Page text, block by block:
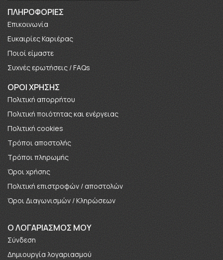
ΠΛΗΡΟΦΟΡΊΕΣ
Επικοινωνία
Ευκαιρίες Καριέρας
Πoιοί είμαστε
Συχνές ερωτήσεις / FAQs
ΟΡΟΙ ΧΡΗΣΗΣ
Πολιτική απορρήτου
Πολιτική ποιότητας και ενέργειας
Πολιτική cookies
Τρόποι αποστολής
Τρόποι πληρωμής
Όροι χρήσης
Πολιτική επιστροφών / αποστολών
Όροι Διαγωνισμών / Κληρώσεων
O ΛΟΓΑΡΙΑΣΜΟΣ ΜΟΥ
Σύνδεση
Δημιουργία λογαριασμού